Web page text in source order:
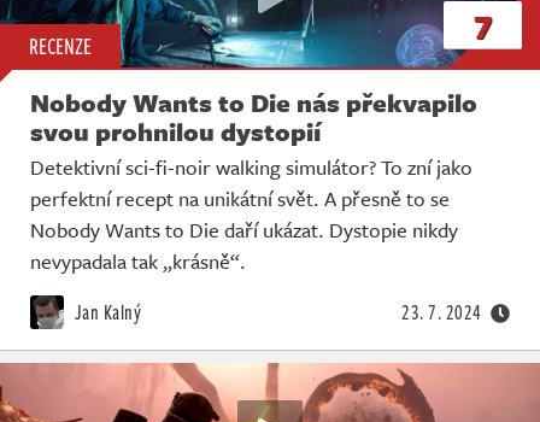
RECENZE 7
Nobody Wants to Die nás překvapilo
svou prohnilou dystopií
Detektivní sci-fi-noir walking simulátor? To zní jako
perfektní recept na unikátní svět. A přesně to se
Nobody Wants to Die daří ukázat. Dystopie nikdy
nevypadala tak „krásně“.
Jan Kalný 23. 7. 2024